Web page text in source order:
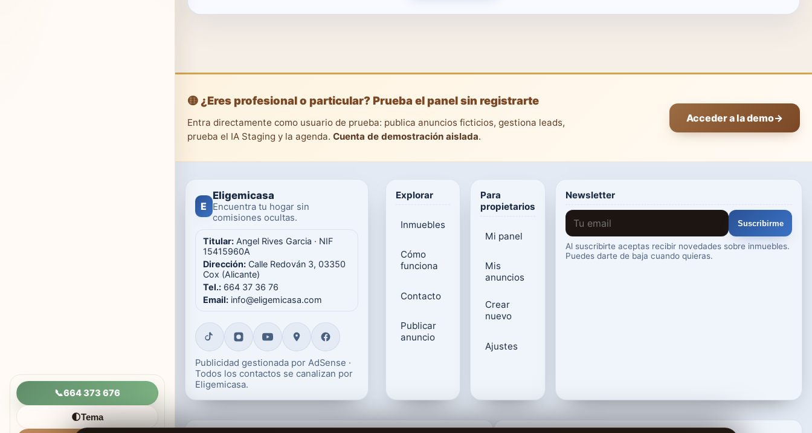
📞664 373 676
🌓Tema
🟡 ¿Eres profesional o particular? Prueba el panel sin registrarte
Entra directamente como usuario de prueba: publica anuncios ficticios, gestiona leads,
prueba el IA Staging y la agenda. Cuenta de demostración aislada.
Acceder a la demo→
E
Eligemicasa
Encuentra tu hogar sin
comisiones ocultas.
Titular: Angel Rives Garcia · NIF
15415960A
Dirección: Calle Redován 3, 03350
Cox (Alicante)
Tel.: 664 37 36 76
Email: info@eligemicasa.com
Publicidad gestionada por AdSense ·
Todos los contactos se canalizan por
Eligemicasa.
Explorar
Inmuebles
Cómo
funciona
Contacto
Publicar
anuncio
Para
propietarios
Mi panel
Mis
anuncios
Crear
nuevo
Ajustes
Newsletter
Suscribirme
Al suscribirte aceptas recibir novedades sobre inmuebles.
Puedes darte de baja cuando quieras.